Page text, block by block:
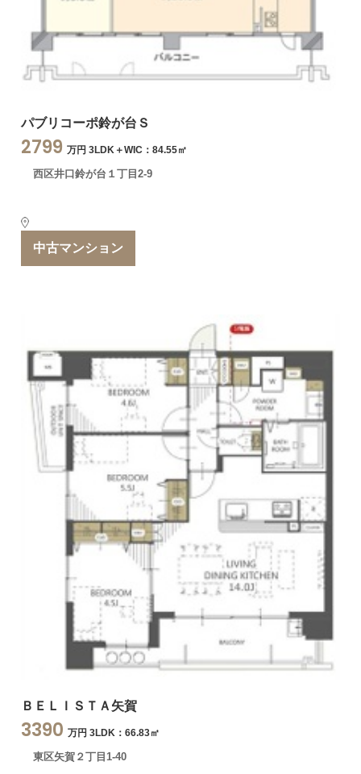
パブリコーポ鈴が台Ｓ
2799 万円 3LDK＋WIC：84.55㎡
西区井口鈴が台１丁目2-9
中古マンション
ＢＥＬＩＳＴＡ矢賀
3390 万円 3LDK：66.83㎡
東区矢賀２丁目1-40